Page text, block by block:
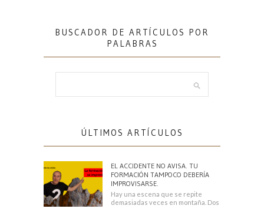
BUSCADOR DE ARTÍCULOS POR
PALABRAS
ÚLTIMOS ARTÍCULOS
EL ACCIDENTE NO AVISA. TU
FORMACIÓN TAMPOCO DEBERÍA
IMPROVISARSE.
Hay una escena que se repite
demasiadas veces en montaña. Dos